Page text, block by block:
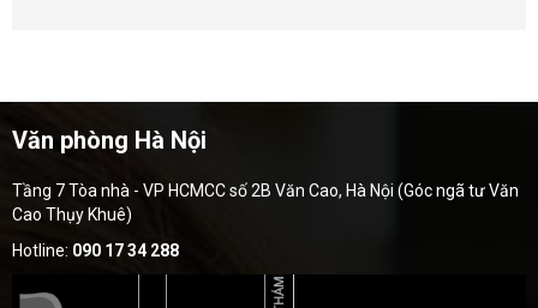
Văn phòng Hà Nội
Tầng 7 Tòa nhà - VP HCMCC số 2B Văn Cao, Hà Nội (Góc ngã tư Văn
Cao Thụy Khuê)
Hotline: 090 17 34 288